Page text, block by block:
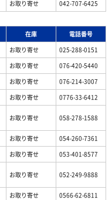
お取り寄せ 042-707-6425
在庫
電話番号
お取り寄せ
025-288-0151
お取り寄せ
076-420-5440
お取り寄せ
076-214-3007
お取り寄せ 0776-33-6412
お取り寄せ 058-278-1588
お取り寄せ
054-260-7361
お取り寄せ 053-401-8577
お取り寄せ 052-249-9888
お取り寄せ
0566-62-6811